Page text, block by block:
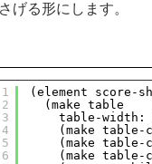
げる形にします。
1
2
3
4
5
6
(element score-
(make table
table-width:
(make table-
(make table-
(make table-